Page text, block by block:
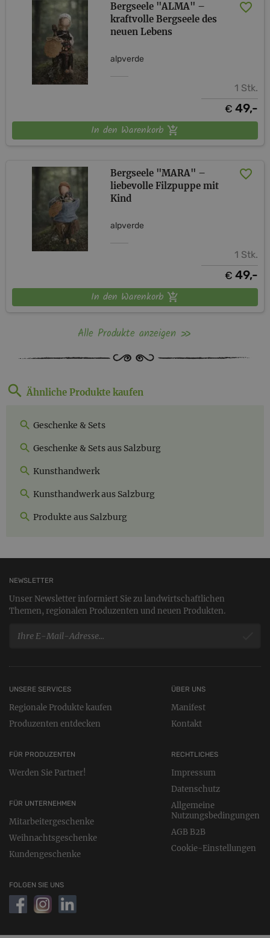
Bergseele "ALMA" –
kraftvolle Bergseele des
neuen Lebens
alpverde
1 Stk.
€ 49,-
In den Warenkorb
Bergseele "MARA" –
liebevolle Filzpuppe mit
Kind
alpverde
1 Stk.
€ 49,-
In den Warenkorb
Alle Produkte anzeigen
Ähnliche Produkte kaufen
Geschenke & Sets
Geschenke & Sets aus Salzburg
Kunsthandwerk
Kunsthandwerk aus Salzburg
Produkte aus Salzburg
NEWSLETTER
Unser Newsletter informiert Sie zu landwirtschaftlichen
Themen, regionalen Produzenten und neuen Produkten.
UNSERE SERVICES
Regionale Produkte kaufen
Produzenten entdecken
FÜR PRODUZENTEN
Werden Sie Partner!
FÜR UNTERNEHMEN
Mitarbeitergeschenke
Weihnachtsgeschenke
Kundengeschenke
RECHTLICHES
Impressum
Datenschutz
Allgemeine
Nutzungsbedingungen
AGB B2B
Cookie-Einstellungen
ÜBER UNS
Manifest
Kontakt
FOLGEN SIE UNS